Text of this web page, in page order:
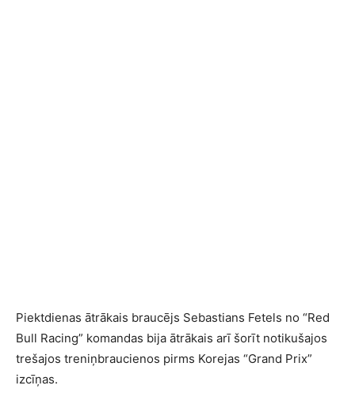
Piektdienas ātrākais braucējs Sebastians Fetels no “Red
Bull Racing” komandas bija ātrākais arī šorīt notikušajos
trešajos treniņbraucienos pirms Korejas “Grand Prix”
izcīņas.